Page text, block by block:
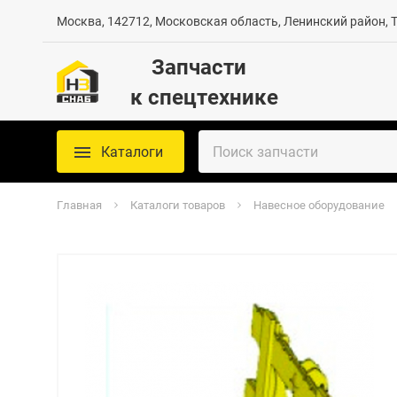
Москва, 142712, Московская область, Ленинский район,
Запчасти
к спецтехнике
Каталоги
Главная Каталоги товаров Навесное оборудование